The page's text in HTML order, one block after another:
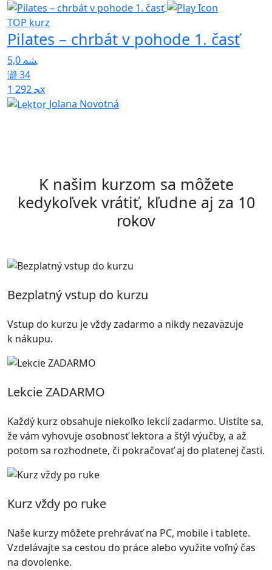
TOP kurz
Pilates – chrbát v pohode 1. časť
5,0
34
1 292x
Jolana Novotná
K našim kurzom sa môžete
kedykoľvek vrátiť, kľudne aj za 10
rokov
Bezplatný vstup do kurzu
Vstup do kurzu je vždy zadarmo a nikdy nezaväzuje
k nákupu.
Lekcie ZADARMO
Každý kurz obsahuje niekoľko lekcií zadarmo. Uistíte sa,
že vám vyhovuje osobnosť lektora a štýl výučby, a až
potom sa rozhodnete, či pokračovať aj do platenej časti.
Kurz vždy po ruke
Naše kurzy môžete prehrávať na PC, mobile i tablete.
Vzdelávajte sa cestou do práce alebo využite voľný čas
na dovolenke.